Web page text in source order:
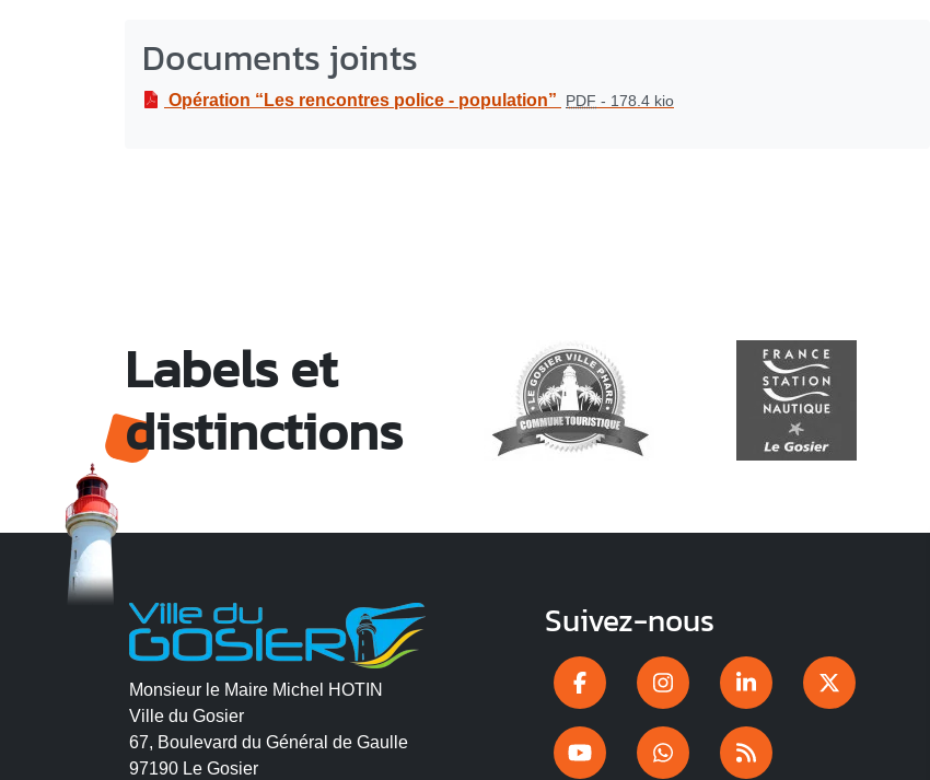
Documents joints
Opération “Les rencontres police - population” PDF - 178.4 kio
Labels et
distinctions
Monsieur le Maire Michel HOTIN
Ville du Gosier
67, Boulevard du Général de Gaulle
97190 Le Gosier
Suivez-nous